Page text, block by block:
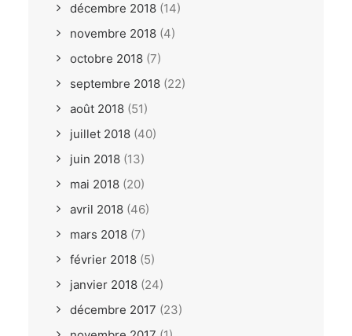
décembre 2018 (14)
novembre 2018 (4)
octobre 2018 (7)
septembre 2018 (22)
août 2018 (51)
juillet 2018 (40)
juin 2018 (13)
mai 2018 (20)
avril 2018 (46)
mars 2018 (7)
février 2018 (5)
janvier 2018 (24)
décembre 2017 (23)